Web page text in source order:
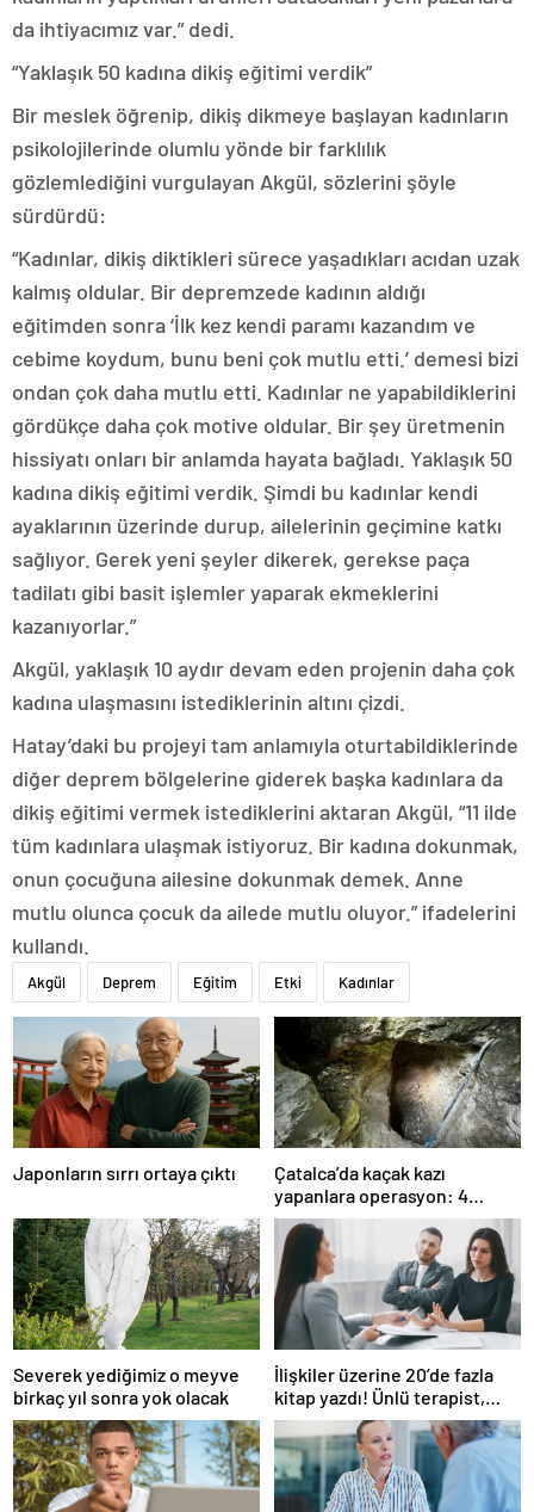
da ihtiyacımız var.” dedi.
“Yaklaşık 50 kadına dikiş eğitimi verdik”
Bir meslek öğrenip, dikiş dikmeye başlayan kadınların
psikolojilerinde olumlu yönde bir farklılık
gözlemlediğini vurgulayan Akgül, sözlerini şöyle
sürdürdü:
“Kadınlar, dikiş diktikleri sürece yaşadıkları acıdan uzak
kalmış oldular. Bir depremzede kadının aldığı
eğitimden sonra ‘İlk kez kendi paramı kazandım ve
cebime koydum, bunu beni çok mutlu etti.’ demesi bizi
ondan çok daha mutlu etti. Kadınlar ne yapabildiklerini
gördükçe daha çok motive oldular. Bir şey üretmenin
hissiyatı onları bir anlamda hayata bağladı. Yaklaşık 50
kadına dikiş eğitimi verdik. Şimdi bu kadınlar kendi
ayaklarının üzerinde durup, ailelerinin geçimine katkı
sağlıyor. Gerek yeni şeyler dikerek, gerekse paça
tadilatı gibi basit işlemler yaparak ekmeklerini
kazanıyorlar.”
Akgül, yaklaşık 10 aydır devam eden projenin daha çok
kadına ulaşmasını istediklerinin altını çizdi.
Hatay’daki bu projeyi tam anlamıyla oturtabildiklerinde
diğer deprem bölgelerine giderek başka kadınlara da
dikiş eğitimi vermek istediklerini aktaran Akgül, “11 ilde
tüm kadınlara ulaşmak istiyoruz. Bir kadına dokunmak,
onun çocuğuna ailesine dokunmak demek. Anne
mutlu olunca çocuk da ailede mutlu oluyor.” ifadelerini
kullandı.
Akgül Deprem Eğitim Etki Kadınlar
Japonların sırrı ortaya çıktı
Çatalca’da kaçak kazı
yapanlara operasyon: 4
gözaltı
Severek yediğimiz o meyve
birkaç yıl sonra yok olacak
İlişkiler üzerine 20’de fazla
kitap yazdı! Ünlü terapist,
boşanmaların gerçek
suçlularını açıklıyor